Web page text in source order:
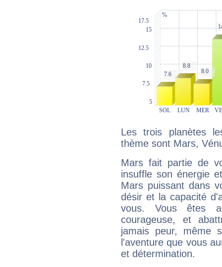
Les trois planètes
thème sont Mars,
Mars fait partie de
insuffle son énergie
Mars puissant dans
désir et la capacité
vous. Vous êtes
courageuse, et
jamais peur, même
l'aventure que vous
et détermination.